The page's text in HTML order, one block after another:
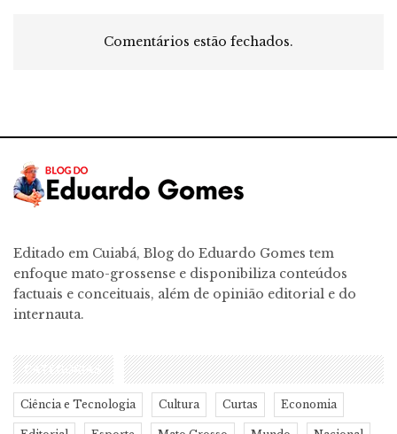
Comentários estão fechados.
Editado em Cuiabá, Blog do Eduardo Gomes tem
enfoque mato-grossense e disponibiliza conteúdos
factuais e conceituais, além de opinião editorial e do
internauta.
CATEGORIAS
Ciência e Tecnologia Cultura Curtas Economia